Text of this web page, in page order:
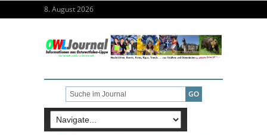
8. August 2026